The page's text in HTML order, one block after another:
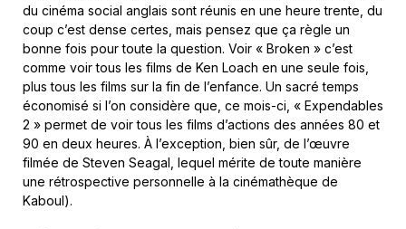
du cinéma social anglais sont réunis en une heure trente, du
coup c’est dense certes, mais pensez que ça règle un
bonne fois pour toute la question. Voir « Broken » c’est
comme voir tous les films de Ken Loach en une seule fois,
plus tous les films sur la fin de l’enfance. Un sacré temps
économisé si l’on considère que, ce mois-ci, « Expendables
2 » permet de voir tous les films d’actions des années 80 et
90 en deux heures. À l’exception, bien sûr, de l’œuvre
filmée de Steven Seagal, lequel mérite de toute manière
une rétrospective personnelle à la cinémathèque de
Kaboul).